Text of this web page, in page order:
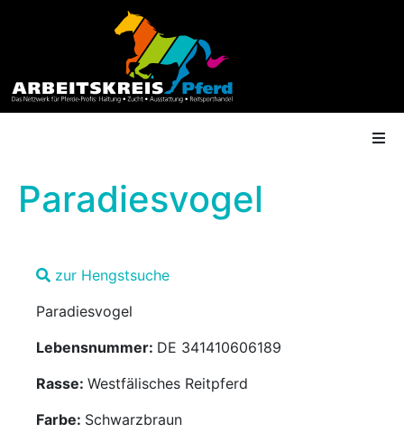
Termine
Gütesiegel
Mediathek
Paradiesvogel
zur Hengstsuche
Paradiesvogel
Lebensnummer: DE 341410606189
Rasse: Westfälisches Reitpferd
Farbe: Schwarzbraun